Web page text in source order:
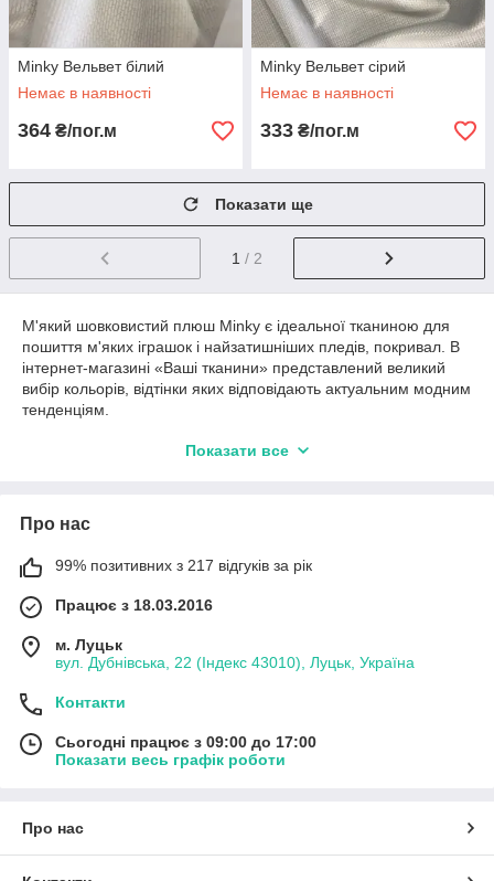
Minky Вельвет білий
Немає в наявності
364 ₴/пог.м
Minky Вельвет сірий
Немає в наявності
333 ₴/пог.м
Показати ще
1 / 2
М'який шовковистий плюш Minky є ідеальної тканиною для
пошиття м'яких іграшок і найзатишніших пледів, покривал. В
інтернет-магазині «Ваші тканини» представлений великий
вибір кольорів, відтінки яких відповідають актуальним модним
тенденціям.
формі опуклих точок. Завдяки цьому, готовий домашній
Плюш Minky для іграшок і домашнього
Домашня атмосфера наповнена особливою теплотою, якщо
інтер'єр буде прикрашений виробом з плюшу Minky. Тканина
складається з 100% поліестерового мікроволокна, яке
неймовірно приємно на дотик. Довжина ворсу 2 мм, ширина
полотнища 160 див. Гіпоалергенний склад тканини як не
можна краще підходить для створення дитячого текстилю,
Як замовити плюшеві тканини?
Показати все
Про нас
99% позитивних з 217 відгуків за рік
Працює з 18.03.2016
м. Луцьк
вул. Дубнівська, 22 (Індекс 43010), Луцьк, Україна
Контакти
Сьогодні працює з 09:00 до 17:00
Показати весь графік роботи
Про нас